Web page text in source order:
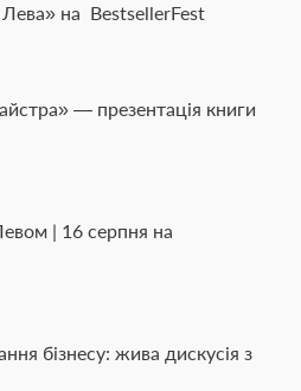
на BestsellerFest
— презентація книги
| 16 серпня на
бізнесу: жива дискусія з